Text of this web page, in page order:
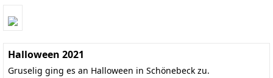
Halloween 2021
Gruselig ging es an Halloween in Schönebeck zu.